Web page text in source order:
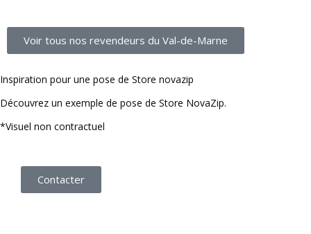
Voir tous nos revendeurs du Val-de-Marne
Inspiration pour une pose de Store novazip
Découvrez un exemple de pose de Store NovaZip.
*Visuel non contractuel
Contacter